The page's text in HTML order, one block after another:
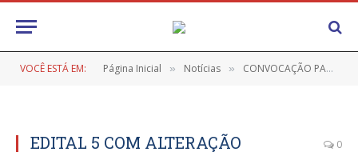
VOCÊ ESTÁ EM: Página Inicial » Notícias » CONVOCAÇÃO PARA SELEÇÃO DE CANDIDATOS PARA O CARGO DE GESTOR ESCOLAR DE ACORDO COM CRITÉRIOS TÉCNICOS DE MÉRITO E DESEMPENHO, ELEIÇÃO E LISTA TRÍPLICE
EDITAL 5 COM ALTERAÇÃO 0